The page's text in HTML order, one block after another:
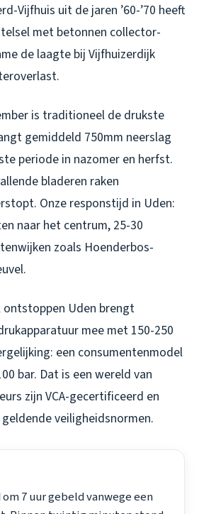
Vijfhuis uit de jaren ’60-’70 heeft
met betonnen collector-
de laagte bij Vijfhuizerdijk
is traditioneel de drukste
gemiddeld 750mm neerslag
periode in nazomer en herfst.
bladeren raken
Onze responstijd in Uden:
naar het centrum, 25-30
zoals Hoenderbos-
Uden brengt
mee met 150-250
een consumentenmodel
bar. Dat is een wereld van
zijn VCA-gecertificeerd en
veiligheidsnormen.
7 uur gebeld vanwege een